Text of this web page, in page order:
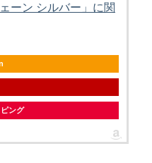
ーン シルバー」に関
ング